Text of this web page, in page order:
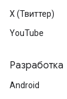
X (Твиттер)
YouTube
Разработка
Android